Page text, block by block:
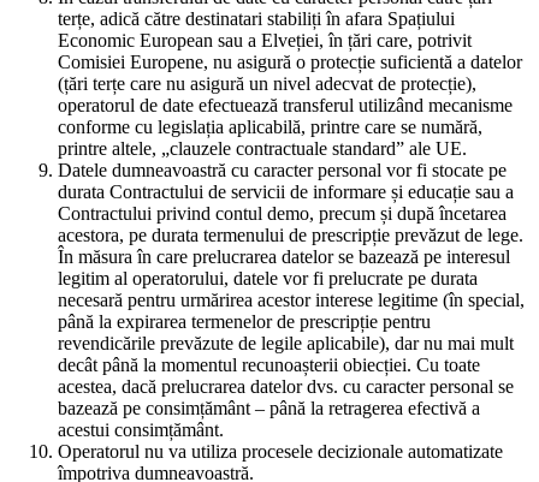
terțe, adică către destinatari stabiliți în afara Spațiului
Economic European sau a Elveției, în țări care, potrivit
Comisiei Europene, nu asigură o protecție suficientă a datelor
(țări terțe care nu asigură un nivel adecvat de protecție),
operatorul de date efectuează transferul utilizând mecanisme
conforme cu legislația aplicabilă, printre care se numără,
printre altele, „clauzele contractuale standard” ale UE.
Datele dumneavoastră cu caracter personal vor fi stocate pe
durata Contractului de servicii de informare și educație sau a
Contractului privind contul demo, precum și după încetarea
acestora, pe durata termenului de prescripție prevăzut de lege.
În măsura în care prelucrarea datelor se bazează pe interesul
legitim al operatorului, datele vor fi prelucrate pe durata
necesară pentru urmărirea acestor interese legitime (în special,
până la expirarea termenelor de prescripție pentru
revendicările prevăzute de legile aplicabile), dar nu mai mult
decât până la momentul recunoașterii obiecției. Cu toate
acestea, dacă prelucrarea datelor dvs. cu caracter personal se
bazează pe consimțământ – până la retragerea efectivă a
acestui consimțământ.
Operatorul nu va utiliza procesele decizionale automatizate
împotriva dumneavoastră.